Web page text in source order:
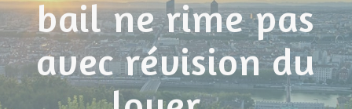
bail ne rime pas
avec révision du